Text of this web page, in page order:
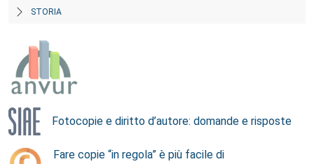
STORIA
Fotocopie e diritto d’autore: domande e risposte
Fare copie “in regola” è più facile di